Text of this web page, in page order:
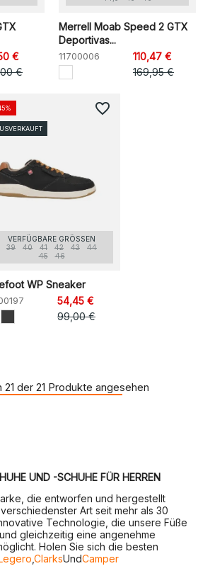
€
€
Merrell Moab Speed 2 GTX
Deportivas...
11700006
110,47 €
169,95 €
VERFÜGBARE GRÖSSEN
39
40 41 42 43
44
45
46
WP Sneaker
54,45 €
99,00 €
favorite_border
21 der 21 Produkte angesehen
UND -SCHUHE FÜR HERREN
die entworfen und hergestellt
verschiedenster Art seit mehr als 30
Technologie, die unsere Füße
gleichzeitig eine angenehme
Holen Sie sich die besten
,ClarksUndCamper